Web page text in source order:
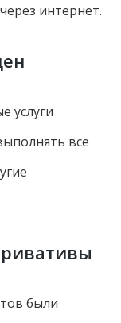
интернет.
услуги
все
были